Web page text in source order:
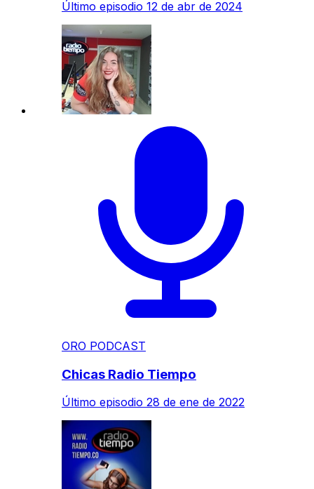
Último episodio 12 de abr de 2024
ORO PODCAST
Chicas Radio Tiempo
Último episodio 28 de ene de 2022